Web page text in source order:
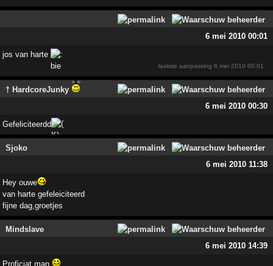
6 mei 2010 00:01
jos van harte
laatste aanpassing6 mei 2010 00:01
† HardcoreJunky
6 mei 2010 00:30
Gefeliciteerdd
Sjoko
6 mei 2010 11:38
Hey ouwe
van harte gefeleiciteerd
fijne dag,groetjes
Mindslave
6 mei 2010 14:39
Proficiat man